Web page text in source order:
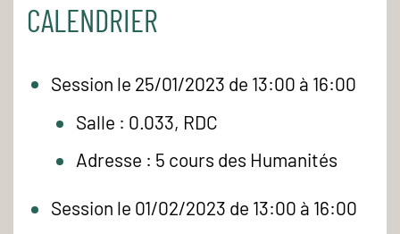
CALENDRIER
Session le 25/01/2023 de 13:00 à 16:00
Salle : 0.033, RDC
Adresse : 5 cours des Humanités
Session le 01/02/2023 de 13:00 à 16:00